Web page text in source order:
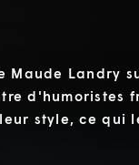
Maude Landry
d'humoristes
style, ce qui